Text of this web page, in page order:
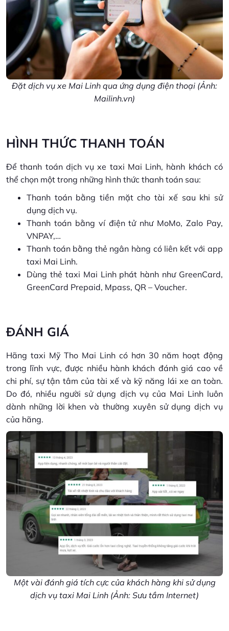
Đặt dịch vụ xe Mai Linh qua ứng dụng điện thoại (Ảnh:
Mailinh.vn)
HÌNH THỨC THANH TOÁN
Để thanh toán dịch vụ xe taxi Mai Linh, hành khách có
thể chọn một trong những hình thức thanh toán sau:
Thanh toán bằng tiền mặt cho tài xế sau khi sử
dụng dịch vụ.
Thanh toán bằng ví điện tử như MoMo, Zalo Pay,
VNPAY,…
Thanh toán bằng thẻ ngân hàng có liên kết với app
taxi Mai Linh.
Dùng thẻ taxi Mai Linh phát hành như GreenCard,
GreenCard Prepaid, Mpass, QR – Voucher.
ĐÁNH GIÁ
Hãng taxi Mỹ Tho Mai Linh có hơn 30 năm hoạt động
trong lĩnh vực, được nhiều hành khách đánh giá cao về
chi phí, sự tận tâm của tài xế và kỹ năng lái xe an toàn.
Do đó, nhiều người sử dụng dịch vụ của Mai Linh luôn
dành những lời khen và thường xuyên sử dụng dịch vụ
của hãng.
Một vài đánh giá tích cực của khách hàng khi sử dụng
dịch vụ taxi Mai Linh (Ảnh: Sưu tầm Internet)